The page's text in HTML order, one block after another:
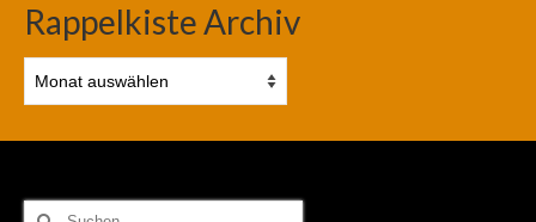
Rappelkiste Archiv
Archiv
Suchen